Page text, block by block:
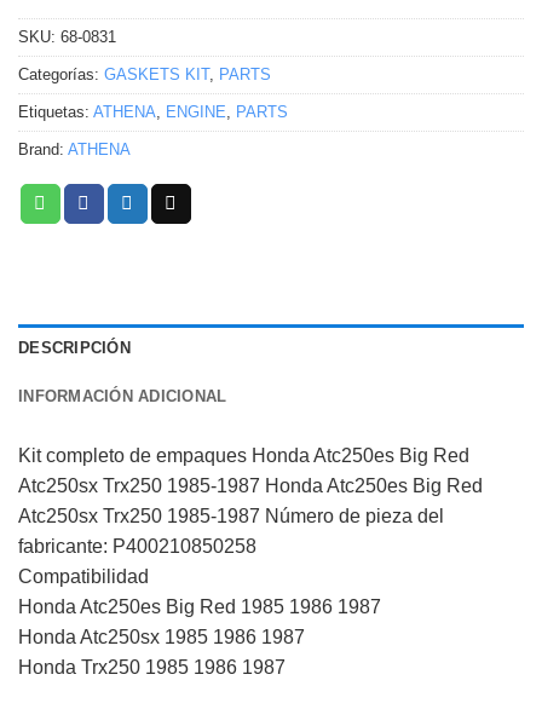
SKU: 68-0831
Categorías: GASKETS KIT, PARTS
Etiquetas: ATHENA ENGINE PARTS
Brand: ATHENA
DESCRIPCIÓN
INFORMACIÓN ADICIONAL
Kit completo de empaques Honda Atc250es Big Red
Atc250sx Trx250 1985-1987 Honda Atc250es Big Red
Atc250sx Trx250 1985-1987 Número de pieza del
fabricante: P400210850258
Compatibilidad
Honda Atc250es Big Red 1985 1986 1987
Honda Atc250sx 1985 1986 1987
Honda Trx250 1985 1986 1987